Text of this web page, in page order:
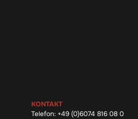
KONTAKT
Telefon: +49 (0)6074 816 08 0